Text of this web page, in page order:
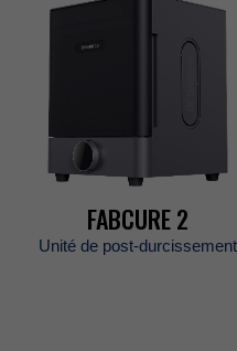
FABCURE2
Unitédepost-durcissement